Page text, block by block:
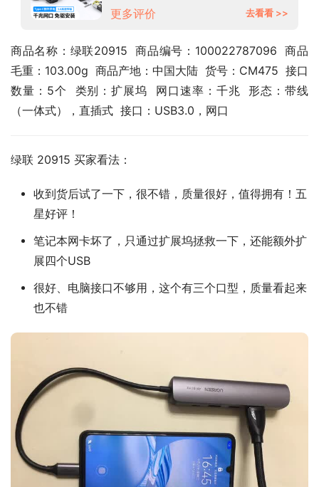
更多评价
去看看 >>
商品名称：绿联20915  商品编号：100022787096  商品
毛重：103.00g  商品产地：中国大陆  货号：CM475  接口
数量：5个  类别：扩展坞  网口速率：千兆  形态：带线
（一体式），直插式  接口：USB3.0，网口
绿联 20915 买家看法：
收到货后试了一下，很不错，质量很好，值得拥有！五
星好评！
笔记本网卡坏了，只通过扩展坞拯救一下，还能额外扩
展四个USB
很好、电脑接口不够用，这个有三个口型，质量看起来
也不错